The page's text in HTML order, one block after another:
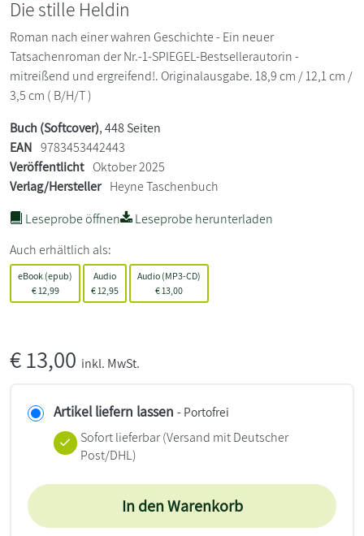
Die stille Heldin
Roman nach einer wahren Geschichte - Ein neuer
Tatsachenroman der Nr.-1-SPIEGEL-Bestsellerautorin -
mitreißend und ergreifend!. Originalausgabe. 18,9 cm / 12,1 cm /
3,5 cm ( B/H/T )
Buch (Softcover), 448 Seiten
EAN 9783453442443
Veröffentlicht Oktober 2025
Verlag/Hersteller Heyne Taschenbuch
Leseprobe öffnen
Leseprobe herunterladen
Auch erhältlich als:
eBook (epub)
€12,99
Audio
€ 12,95
Audio (MP3-CD)
€ 13,00
€13,00 inkl. MwSt.
Artikel liefern lassen - Portofrei
Sofort lieferbar(Versand mit Deutscher
Post/DHL)
In den Warenkorb